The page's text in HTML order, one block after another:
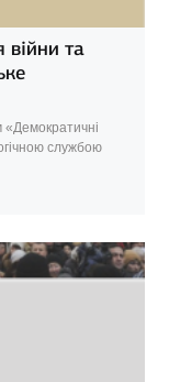
війни та
службою